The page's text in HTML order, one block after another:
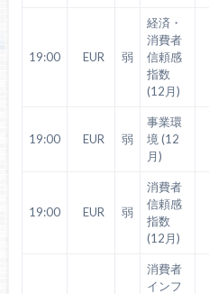
19:00 EUR 弱
経済・
消費者
信頼感
指数
(12月)
19:00 EUR 弱
事業環
境 (12
月)
19:00 EUR 弱
消費者
信頼感
指数
(12月)
消費者
インフ